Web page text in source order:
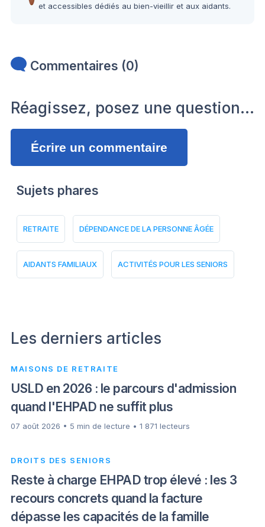
et accessibles dédiés au bien-vieillir et aux aidants.
Commentaires (0)
Réagissez, posez une question…
Écrire un commentaire
Sujets phares
RETRAITE DÉPENDANCE DE LA PERSONNE ÂGÉE
AIDANTS FAMILIAUX ACTIVITÉS POUR LES SENIORS
Les derniers articles
MAISONS DE RETRAITE
USLD en 2026 : le parcours d'admission
quand l'EHPAD ne suffit plus
07 août 2026 • 5 min de lecture • 1 871 lecteurs
DROITS DES SENIORS
Reste à charge EHPAD trop élevé : les 3
recours concrets quand la facture
dépasse les capacités de la famille